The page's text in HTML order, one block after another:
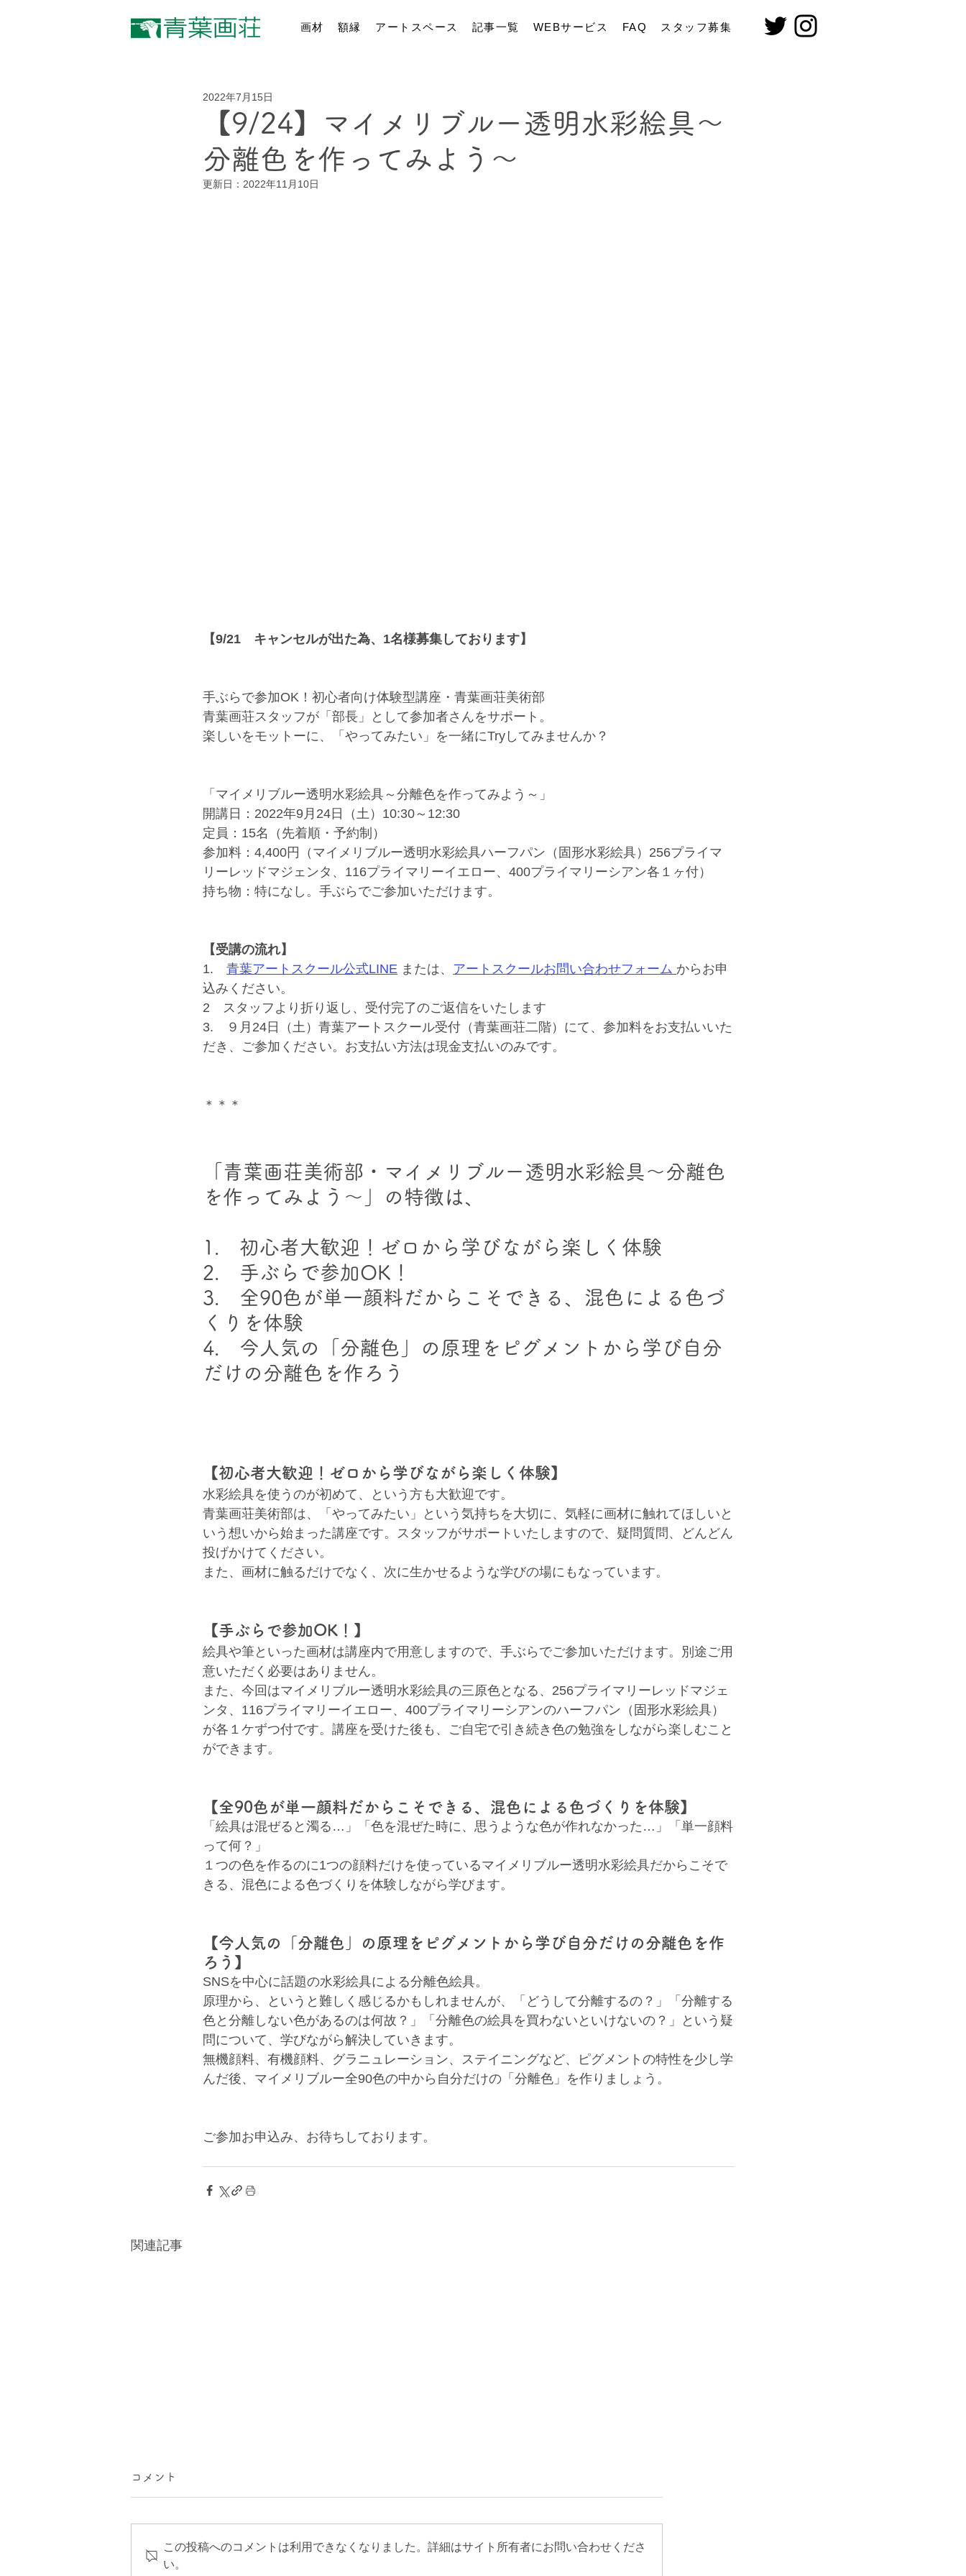
画材 額縁 アートスペース 記事一覧 WEBサービス FAQ スタッフ募集
【9/24】マイメリブルー透明水彩絵具～
分離色を作ってみよう～
2022年7月15日
更新日： 2022年11月10日
【9/21　キャンセルが出た為、1名様募集しております】
手ぶらで参加OK！初心者向け体験型講座・青葉画荘美術部
青葉画荘スタッフが「部長」として参加者さんをサポート。
楽しいをモットーに、「やってみたい」を一緒にTryしてみませんか？
「マイメリブルー透明水彩絵具～分離色を作ってみよう～」
開講日：2022年9月24日（土）10:30～12:30
定員：15名（先着順・予約制）
参加料：4,400円（マイメリブルー透明水彩絵具ハーフパン（固形水彩絵具）256プライマ
リーレッドマジェンタ、116プライマリーイエロー、400プライマリーシアン各１ヶ付）
持ち物：特になし。手ぶらでご参加いただけます。
【受講の流れ】
1. 青葉アートスクール公式LINE または、 アートスクールお問い合わせフォーム からお申
込みください。
2　スタッフより折り返し、受付完了のご返信をいたします
3.　９月24日（土）青葉アートスクール受付（青葉画荘二階）にて、参加料をお支払いいた
だき、ご参加ください。お支払い方法は現金支払いのみです。
＊＊＊
「青葉画荘美術部・マイメリブルー透明水彩絵具～分離色
を作ってみよう～」の特徴は、
1.　初心者大歓迎！ゼロから学びながら楽しく体験
2.　手ぶらで参加OK！
3.　全90色が単一顔料だからこそできる、混色による色づ
くりを体験
4.　今人気の「分離色」の原理をピグメントから学び自分
だけの分離色を作ろう
【初心者大歓迎！ゼロから学びながら楽しく体験】
水彩絵具を使うのが初めて、という方も大歓迎です。
青葉画荘美術部は、「やってみたい」という気持ちを大切に、気軽に画材に触れてほしいと
いう想いから始まった講座です。スタッフがサポートいたしますので、疑問質問、どんどん
投げかけてください。
また、画材に触るだけでなく、次に生かせるような学びの場にもなっています。
【手ぶらで参加OK！】
絵具や筆といった画材は講座内で用意しますので、手ぶらでご参加いただけます。別途ご用
意いただく必要はありません。
また、今回はマイメリブルー透明水彩絵具の三原色となる、256プライマリーレッドマジェ
ンタ、116プライマリーイエロー、400プライマリーシアンのハーフパン（固形水彩絵具）
が各１ケずつ付です。講座を受けた後も、ご自宅で引き続き色の勉強をしながら楽しむこと
ができます。
【全90色が単一顔料だからこそできる、混色による色づくりを体験】
「絵具は混ぜると濁る…」「色を混ぜた時に、思うような色が作れなかった…」「単一顔料
って何？」
１つの色を作るのに1つの顔料だけを使っているマイメリブルー透明水彩絵具だからこそで
きる、混色による色づくりを体験しながら学びます。
【今人気の「分離色」の原理をピグメントから学び自分だけの分離色を作
ろう】
SNSを中心に話題の水彩絵具による分離色絵具。
原理から、というと難しく感じるかもしれませんが、「どうして分離するの？」「分離する
色と分離しない色があるのは何故？」「分離色の絵具を買わないといけないの？」という疑
問について、学びながら解決していきます。
無機顔料、有機顔料、グラニュレーション、ステイニングなど、ピグメントの特性を少し学
んだ後、マイメリブルー全90色の中から自分だけの「分離色」を作りましょう。
ご参加お申込み、お待ちしております。
関連記事
コメント
この投稿へのコメントは利用できなくなりました。詳細はサイト所有者にお問い合わせくださ
い。